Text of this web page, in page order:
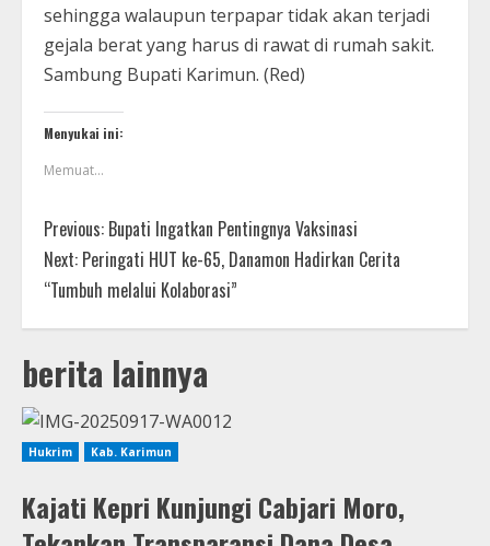
sehingga walaupun terpapar tidak akan terjadi
gejala berat yang harus di rawat di rumah sakit.
Sambung Bupati Karimun. (Red)
Menyukai ini:
Memuat...
Previous: Bupati Ingatkan Pentingnya Vaksinasi
Next: Peringati HUT ke-65, Danamon Hadirkan Cerita
“Tumbuh melalui Kolaborasi”
berita lainnya
Hukrim Kab. Karimun
Kajati Kepri Kunjungi Cabjari Moro,